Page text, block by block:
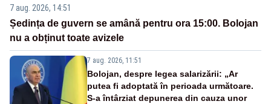
7 aug. 2026, 14:51
Ședința de guvern se amână pentru ora 15:00. Bolojan
nu a obținut toate avizele
7 aug. 2026, 11:51
Bolojan, despre legea salarizării: „Ar
putea fi adoptată în perioada următoare.
S-a întârziat depunerea din cauza unor